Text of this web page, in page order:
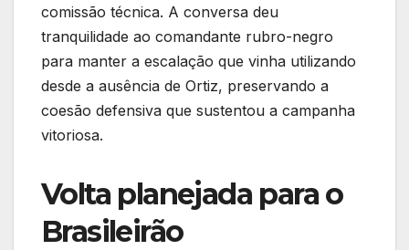
comissão técnica. A conversa deu
tranquilidade ao comandante rubro-negro
para manter a escalação que vinha utilizando
desde a ausência de Ortiz, preservando a
coesão defensiva que sustentou a campanha
vitoriosa.
Volta planejada para o
Brasileirão